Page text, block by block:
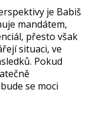
je Babiš
mandátem,
přesto však
situaci, ve
Pokud
se moci